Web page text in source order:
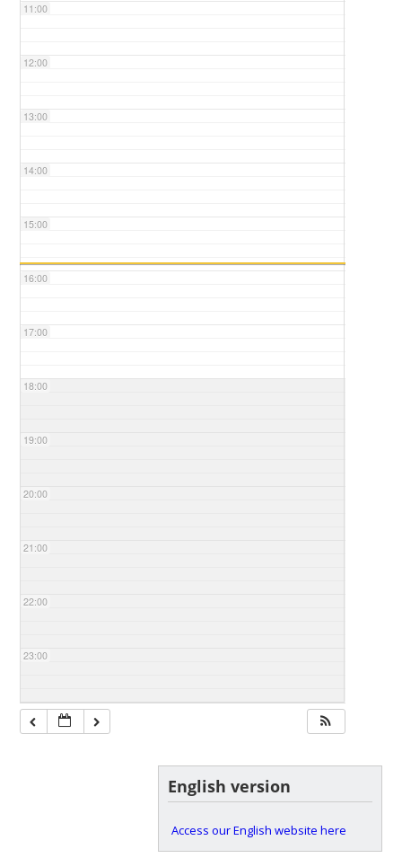
11:00
12:00
13:00
14:00
15:00
16:00
17:00
18:00
19:00
20:00
21:00
22:00
23:00
English version
Access our English website here